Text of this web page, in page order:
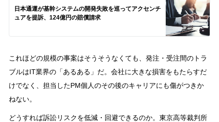
日本通運が基幹システムの開発失敗を巡ってアクセンチ
ュアを提訴、124億円の賠償請求
これほどの規模の事案はそうそうなくても、発注・受注間のトラ
ブルはIT業界の「あるある」だ。会社に大きな損害をもたらすだ
けでなく、担当したPM個人のその後のキャリアにも傷がつきか
ねない。
どうすれば訴訟リスクを低減・回避できるのか。東京高等裁判所